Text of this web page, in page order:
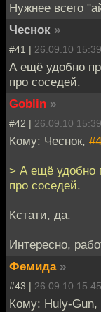
Нужнее всего
Чеснок »
#41 | 26.09.10 15:39
А ещё удобно
про соседей.
Goblin »
#42 | 26.09.10 15:39
Кому: Чеснок,
> А ещё удобно
про соседей.
Кстати, да.
Интересно,
Фемида »
#43 | 26.09.10 15:45
Кому: Huly-Gun,